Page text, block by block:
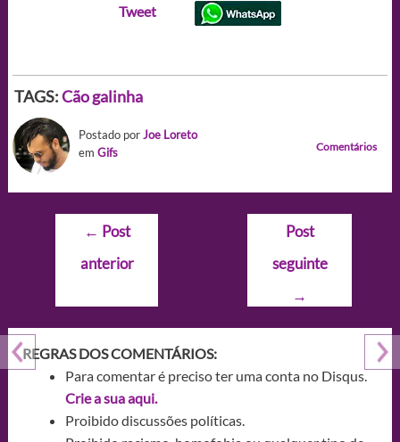
Tweet
TAGS:Cão galinha
Postado porJoe Loreto
em Gifs Comentários
Navegação
Post
← Post
anterior
Post
seguinte
→
REGRAS DOS COMENTÁRIOS:
Para comentar é preciso ter uma conta no Disqus.
Crie a sua aqui.
Proibido discussões políticas.